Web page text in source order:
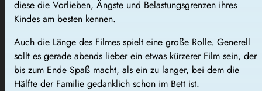
diese die Vorlieben, Ängste und Belastungsgrenzen ihres
Kindes am besten kennen.
Auch die Länge des Filmes spielt eine große Rolle. Generell
sollt es gerade abends lieber ein etwas kürzerer Film sein, der
bis zum Ende Spaß macht, als ein zu langer, bei dem die
Hälfte der Familie gedanklich schon im Bett ist.